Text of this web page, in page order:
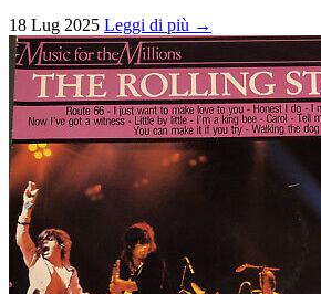
18 Lug 2025 Leggi di più →